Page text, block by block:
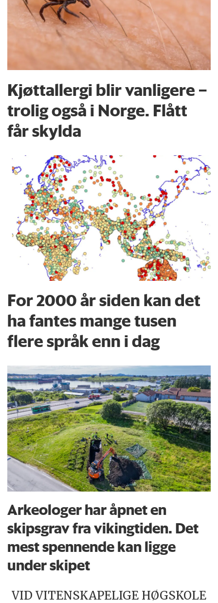
Kjøttallergi blir vanligere –
trolig også i Norge. Flått
får skylda
For 2000 år siden kan det
ha fantes mange tusen
flere språk enn i dag
Arkeologer har åpnet en
skipsgrav fra vikingtiden. Det
mest spennende kan ligge
under skipet
VID VITENSKAPELIGE HØGSKOLE